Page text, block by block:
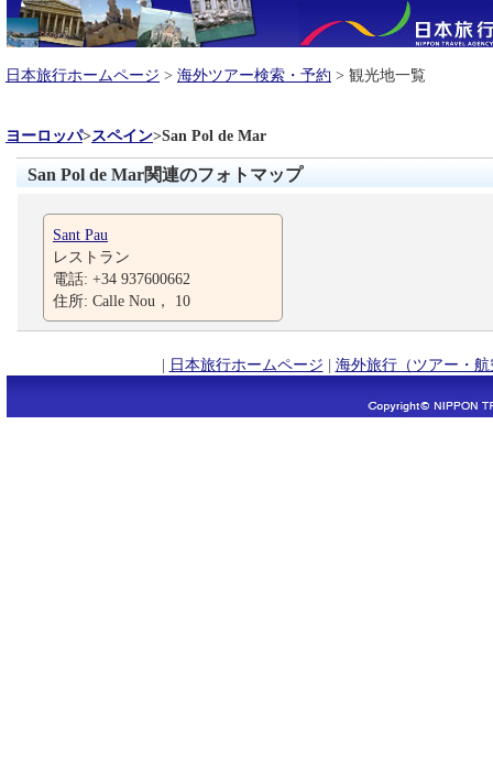
日本旅行ホームページ > 海外ツアー検索・予約 > 観光地一覧
ヨーロッパ>スペイン>San Pol de Mar
San Pol de Mar関連のフォトマップ
Sant Pau
レストラン
電話: +34 937600662
住所: Calle Nou， 10
| 日本旅行ホームページ | 海外旅行（ツアー・航